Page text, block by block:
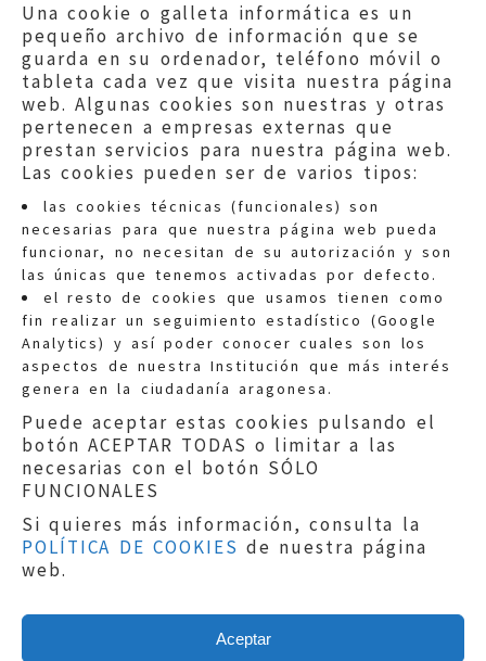
Una cookie o galleta informática es un
pequeño archivo de información que se
guarda en su ordenador, teléfono móvil o
tableta cada vez que visita nuestra página
web. Algunas cookies son nuestras y otras
pertenecen a empresas externas que
prestan servicios para nuestra página web.
Las cookies pueden ser de varios tipos:
las cookies técnicas (funcionales) son
necesarias para que nuestra página web pueda
funcionar, no necesitan de su autorización y son
las únicas que tenemos activadas por defecto.
el resto de cookies que usamos tienen como
fin realizar un seguimiento estadístico (Google
Analytics) y así poder conocer cuales son los
aspectos de nuestra Institución que más interés
genera en la ciudadanía aragonesa.
Puede aceptar estas cookies pulsando el
botón ACEPTAR TODAS o limitar a las
necesarias con el botón SÓLO
FUNCIONALES
Si quieres más información, consulta la
POLÍTICA DE COOKIES de nuestra página
web.
Aceptar
Quejas:quejas@eljusticiadearagon.es
Información general:
informacion@eljusticiadearagon.es
Teléfonos:900 210 210/
Aviso legal|Política de privacidad|
Protección de Datos
Política de cookies